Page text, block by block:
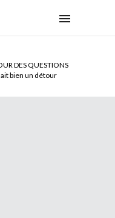
DES QUESTIONS
bien un détour